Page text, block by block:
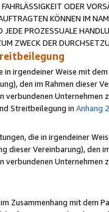
ODER
KÖNNEN IM
PROZESSUALE
ZWECK DER
irgendeiner Weise mit
den im Rahmen dieser
verbundenen
Streitbeilegung in Anhang 2
die in irgendeiner
dieser Vereinbarung), den
verbundenen
Zusammenhang mit dem